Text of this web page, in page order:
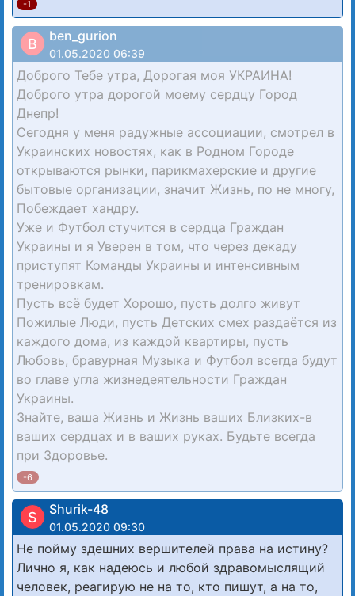
-1
B ben_gurion
01.05.2020 06:39
Доброго Тебе утра, Дорогая моя УКРАИНА!
Доброго утра дорогой моему сердцу Город
Днепр!
Сегодня у меня радужные ассоциации, смотрел в
Украинских новостях, как в Родном Городе
открываются рынки, парикмахерские и другие
бытовые организации, значит Жизнь, по не многу,
Побеждает хандру.
Уже и Футбол стучится в сердца Граждан
Украины и я Уверен в том, что через декаду
приступят Команды Украины и интенсивным
тренировкам.
Пусть всё будет Хорошо, пусть долго живут
Пожилые Люди, пусть Детских смех раздаётся из
каждого дома, из каждой квартиры, пусть
Любовь, бравурная Музыка и Футбол всегда будут
во главе угла жизнедеятельности Граждан
Украины.
Знайте, ваша Жизнь и Жизнь ваших Близких-в
ваших сердцах и в ваших руках. Будьте всегда
при Здоровье.
-6
S Shurik-48
01.05.2020 09:30
Не пойму здешних вершителей права на истину?
Лично я, как надеюсь и любой здравомыслящий
человек, реагирую не на то, кто пишут, а на то,